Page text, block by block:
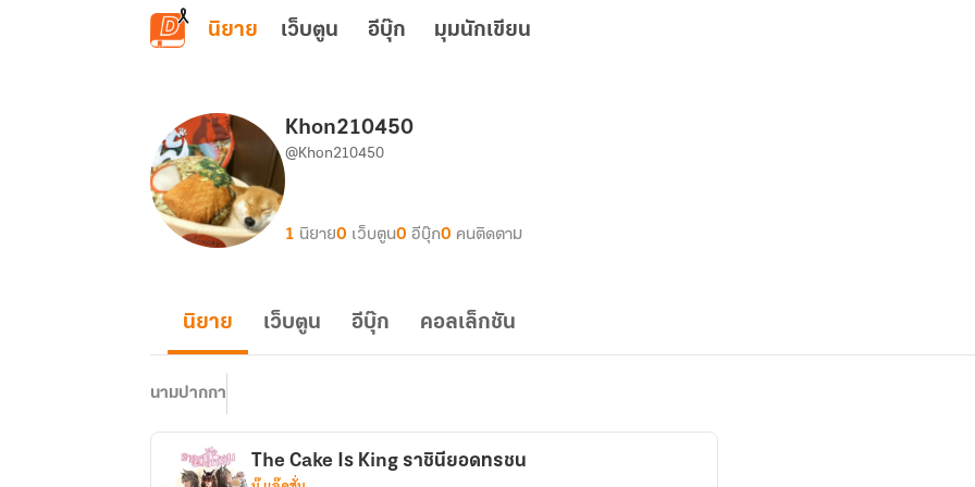
ข้ามไปยังเนื้อหาหลัก
นิยาย เว็บตูน อีบุ๊ก มุมนักเขียน
Khon210450
@Khon210450
1 นิยาย0 เว็บตูน0 อีบุ๊ก0 คนติดตาม
นิยาย เว็บตูน อีบุ๊ก คอลเล็กชัน
นามปากกา
The Cake Is King ราชินียอดทรชน